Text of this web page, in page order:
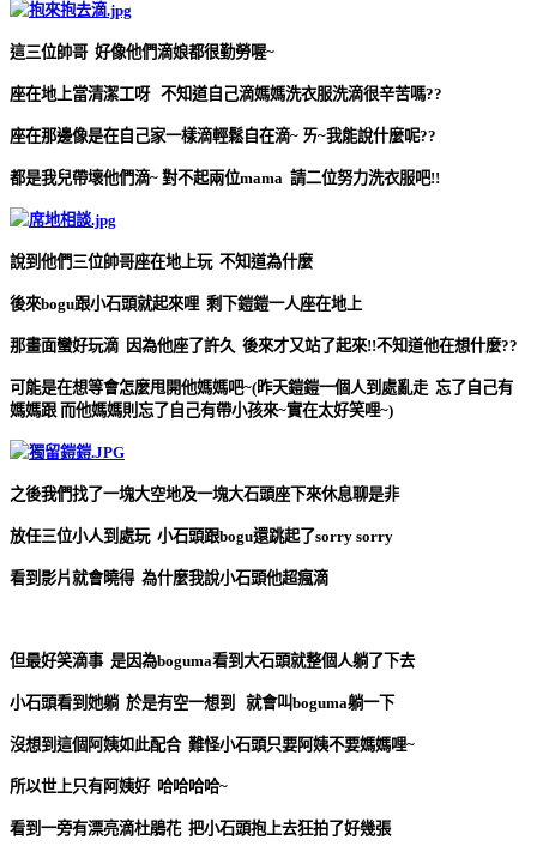
這三位帥哥 好像他們滴娘都很勤勞喔~
座在地上當清潔工呀 不知道自己滴媽媽洗衣服洗滴很辛苦嗎??
座在那邊像是在自己家一樣滴輕鬆自在滴~ ㄞ~我能說什麼呢??
都是我兒帶壞他們滴~ 對不起兩位mama 請二位努力洗衣服吧!!
說到他們三位帥哥座在地上玩 不知道為什麼
後來bogu跟小石頭就起來哩 剩下鎧鎧一人座在地上
那畫面蠻好玩滴 因為他座了許久 後來才又站了起來!!不知道他在想什麼??
可能是在想等會怎麼甩開他媽媽吧~(昨天鎧鎧一個人到處亂走 忘了自己有
媽媽跟 而他媽媽則忘了自己有帶小孩來~實在太好笑哩~)
之後我們找了一塊大空地及一塊大石頭座下來休息聊是非
放任三位小人到處玩 小石頭跟bogu還跳起了sorry sorry
看到影片就會曉得 為什麼我說小石頭他超瘋滴
但最好笑滴事 是因為boguma看到大石頭就整個人躺了下去
小石頭看到她躺 於是有空一想到 就會叫boguma躺一下
沒想到這個阿姨如此配合 難怪小石頭只要阿姨不要媽媽哩~
所以世上只有阿姨好 哈哈哈哈~
看到一旁有漂亮滴杜鵑花 把小石頭抱上去狂拍了好幾張